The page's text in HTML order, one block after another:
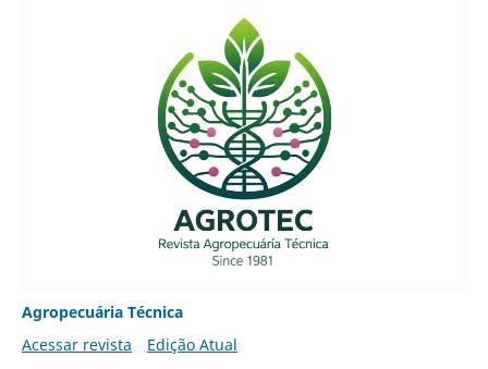
Agropecuária Técnica
Acessar revista
Edição Atual